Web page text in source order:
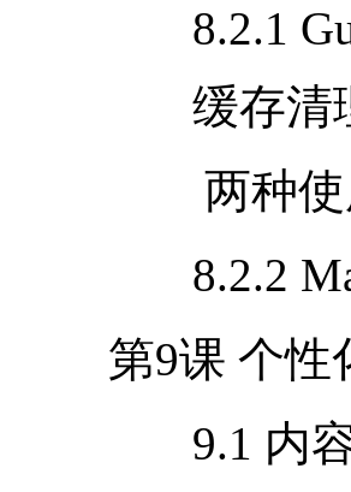
8.2.1
缓存清
两种使
8.2.2
第9课 个性
9.1 内容